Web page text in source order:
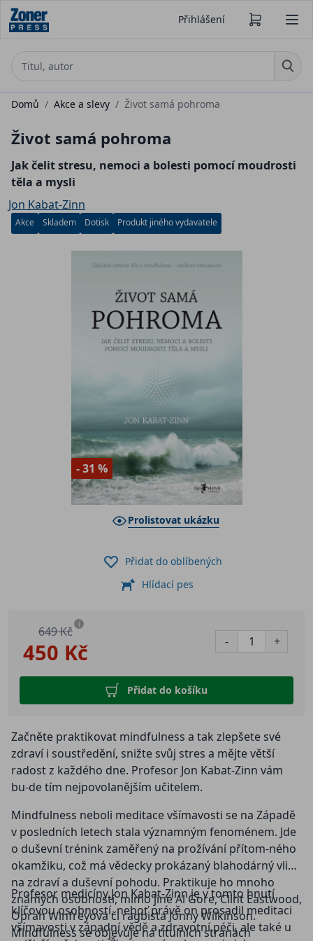
Přihlášení
Domů / Akce a slevy / Život samá pohroma
Život samá pohroma
Jak čelit stresu, nemoci a bolesti pomocí moudrosti
těla a mysli
Jon Kabat-Zinn
Akce Skladem Dotisk Produkt jiného vydavatele
- 31 %
Prolistovat ukázku
450 Kč
649 Kč i
- +
Přidat do košíku
Přidat do oblíbených
Hlídací pes
Začněte praktikovat mindfulness a tak zlepšete své
zdraví i soustředění, snižte svůj stres a mějte větší
radost z každého dne. Profesor Jon Kabat-Zinn vám
bu-de tím nejpovolanějším učitelem.
Mindfulness neboli meditace všímavosti se na Západě
v posledních letech stala významným fenoménem. Jde
o duševní trénink zaměřený na prožívání přítom-ného
okamžiku, což má vědecky prokázaný blahodárný vliv
na zdraví a duševní pohodu. Praktikuje ho mnoho
známých osobností, mimo jiné Al Gore, Clint Eastwood,
Oprah Winfreyová či ragbista Jonny Wilkinson.
Mindfulness se objevuje na titulních stranách
Profesor medicíny Jon Kabat-Zinn je v tomto hnutí
klíčovou osobností, neboť právě on prosadil meditaci
všímavosti v západní vědě a zdravotní péči, ale také u